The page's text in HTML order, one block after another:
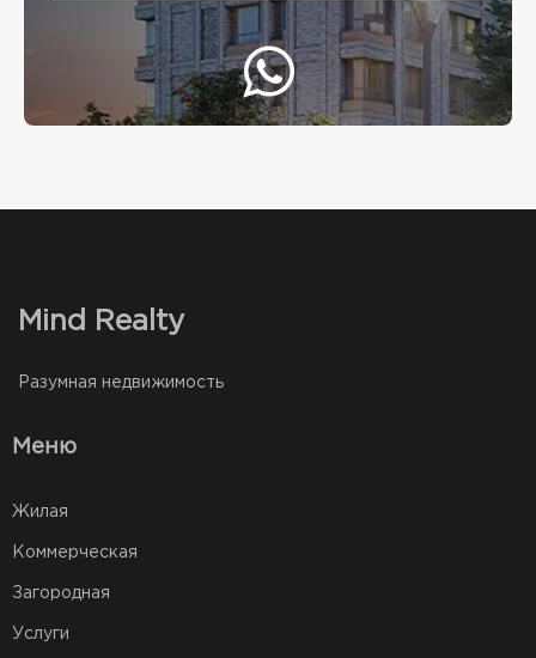
Mind Realty
Разумная недвижимость
Меню
Жилая
Коммерческая
Загородная
Услуги